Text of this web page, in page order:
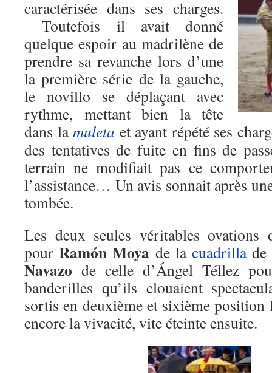
caractérisée dans ses charges.
Toutefois il avait donné
quelque espoir au madrilène de
prendre sa revanche lors d’une
la première série de la gauche,
le novillo se déplaçant avec
rythme, mettant bien la tête
dans lamuleta et ayant répété ses
des tentatives de fuite en fins de
terrain ne modifiait pas ce
l’assistance… Un avis sonnait après
tombée.
Les deux seules véritables ovations
pourRamón Moya de lacuadrillade
Navazo de celle d’Ángel Téllez
banderilles qu’ils clouaient
sortis en deuxième et sixième position
encore la vivacité, vite éteinte ensuite.